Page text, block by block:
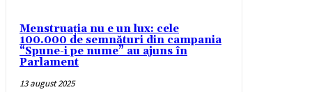
Menstruația nu e un lux: cele
100.000 de semnături din campania
“Spune-i pe nume” au ajuns în
Parlament
13 august 2025